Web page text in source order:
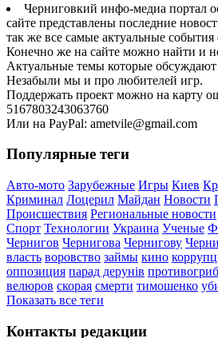
Черниговкий инфо-медиа портал
сайте представлены последние
так же все самые актуальные
Конечно же на сайте можно найти и
Актуальные темы которые обсуждают
Незабыли мы и про любителей игр.
Поддержать проект можно на карту
5167803243063760
Или на PayPal: ametvile@gmail.com
Популярные теги
Авто-мото Зарубежные Игры Киев
Криминал Лоцерил Майдан Новости
Происшествия Региональные новости
Спорт Технологии Украина Ученые
Чернигов Чернигова Чернигову
власть воровство займы кино
оппозиция парад дерунів
велюров скорая смерти тимошенко
Показать все теги
Контакты редакции